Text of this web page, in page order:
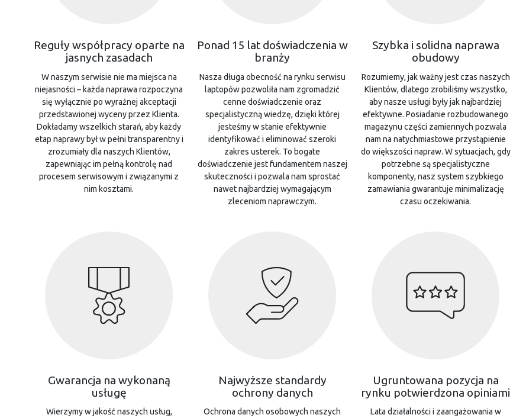
Reguły współpracy oparte na
jasnych zasadach
W naszym serwisie nie ma miejsca na
niejasności – każda naprawa rozpoczyna
się wyłącznie po wyraźnej akceptacji
przedstawionej wyceny przez Klienta.
Dokładamy wszelkich starań, aby każdy
etap naprawy był w pełni transparentny i
zrozumiały dla naszych Klientów,
zapewniając im pełną kontrolę nad
procesem serwisowym i związanymi z
nim kosztami.
Ponad 15 lat doświadczenia w
branży
Nasza długa obecność na rynku serwisu
laptopów pozwoliła nam zgromadzić
cenne doświadczenie oraz
specjalistyczną wiedzę, dzięki której
jesteśmy w stanie efektywnie
identyfikować i eliminować szeroki
zakres usterek. To bogate
doświadczenie jest fundamentem naszej
skuteczności i pozwala nam sprostać
nawet najbardziej wymagającym
zleceniom naprawczym.
Szybka i solidna naprawa
obudowy
Rozumiemy, jak ważny jest czas naszych
Klientów, dlatego zrobiliśmy wszystko,
aby nasze usługi były jak najbardziej
efektywne. Posiadanie rozbudowanego
magazynu części zamiennych pozwala
nam na natychmiastowe przystąpienie
do większości napraw. W sytuacjach, gdy
potrzebne są specjalistyczne
komponenty, nasz system szybkiego
zamawiania gwarantuje minimalizację
czasu oczekiwania.
Gwarancja na wykonaną
usługę
Wierzymy w jakość naszych usług,
Najwyższe standardy
ochrony danych
Ochrona danych osobowych naszych
Ugruntowana pozycja na
rynku potwierdzona opiniami
Lata działalności i zaangażowania w